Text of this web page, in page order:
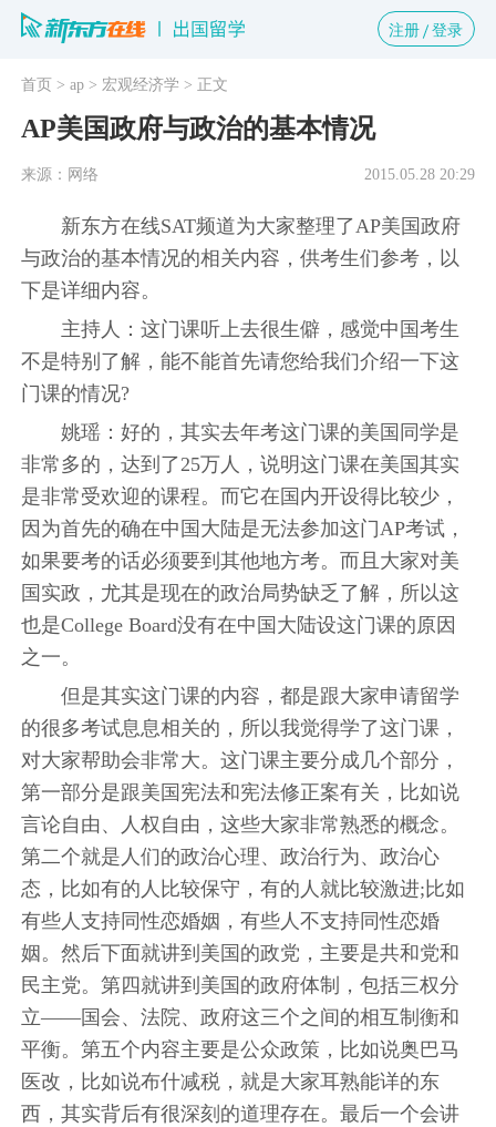
注册 登录
首页 > ap > 宏观经济学 > 正文
AP美国政府与政治的基本情况
来源：网络 2015.05.28 20:29
新东方在线SAT频道为大家整理了AP美国政府
与政治的基本情况的相关内容，供考生们参考，以
下是详细内容。
主持人：这门课听上去很生僻，感觉中国考生
不是特别了解，能不能首先请您给我们介绍一下这
门课的情况?
姚瑶：好的，其实去年考这门课的美国同学是
非常多的，达到了25万人，说明这门课在美国其实
是非常受欢迎的课程。而它在国内开设得比较少，
因为首先的确在中国大陆是无法参加这门AP考试，
如果要考的话必须要到其他地方考。而且大家对美
国实政，尤其是现在的政治局势缺乏了解，所以这
也是College Board没有在中国大陆设这门课的原因
之一。
但是其实这门课的内容，都是跟大家申请留学
的很多考试息息相关的，所以我觉得学了这门课，
对大家帮助会非常大。这门课主要分成几个部分，
第一部分是跟美国宪法和宪法修正案有关，比如说
言论自由、人权自由，这些大家非常熟悉的概念。
第二个就是人们的政治心理、政治行为、政治心
态，比如有的人比较保守，有的人就比较激进;比如
有些人支持同性恋婚姻，有些人不支持同性恋婚
姻。然后下面就讲到美国的政党，主要是共和党和
民主党。第四就讲到美国的政府体制，包括三权分
立——国会、法院、政府这三个之间的相互制衡和
平衡。第五个内容主要是公众政策，比如说奥巴马
医改，比如说布什减税，就是大家耳熟能详的东
西，其实背后有很深刻的道理存在。最后一个会讲